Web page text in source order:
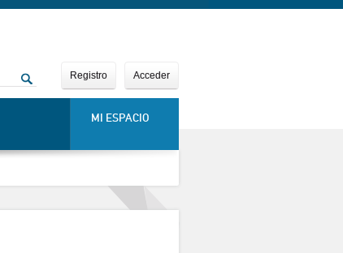
Acceder
Registro
MI ESPACIO